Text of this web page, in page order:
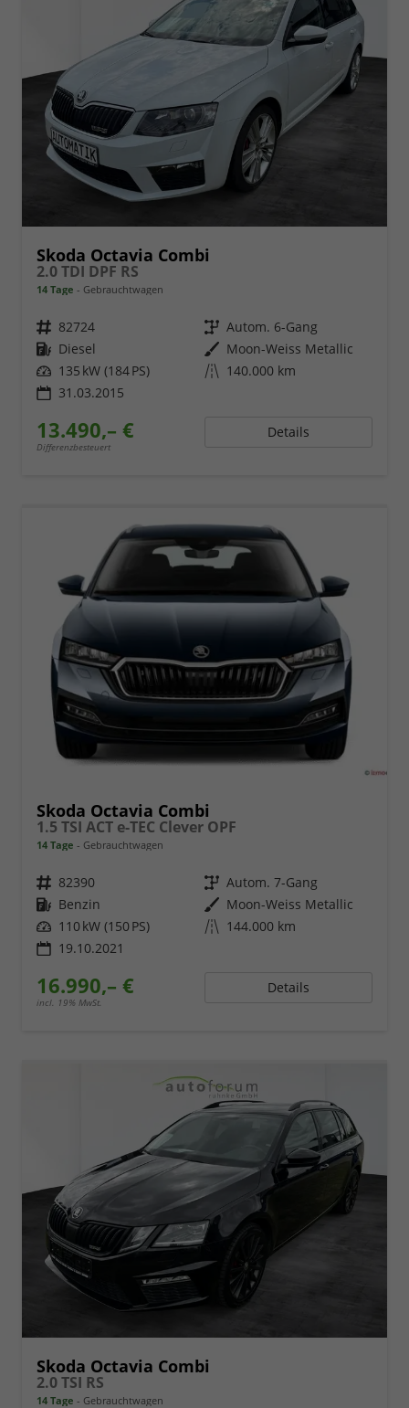
Skoda Octavia Combi
2.0 TDI DPF RS
14 Tage Gebrauchtwagen
Fahrzeugnr. 82724 Getriebe Autom. 6-Gang
Kraftstoff Diesel Außenfarbe Moon-Weiss Metallic
Leistung 135 kW (184 PS) Kilometerstand 140.000 km
31.03.2015
13.490,– €
Differenzbesteuert
Details
Skoda Octavia Combi
1.5 TSI ACT e-TEC Clever OPF
14 Tage Gebrauchtwagen
Fahrzeugnr. 82390 Getriebe Autom. 7-Gang
Kraftstoff Benzin Außenfarbe Moon-Weiss Metallic
Leistung 110 kW (150 PS) Kilometerstand 144.000 km
19.10.2021
16.990,– €
incl. 19% MwSt.
Details
Skoda Octavia Combi
2.0 TSI RS
14 Tage Gebrauchtwagen